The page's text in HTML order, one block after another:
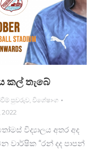
කල් තැ​බේ
පුවරුව විශේෂාංග
විද්‍යාලය අතර අද
වාර්ෂික “රන් ද​ද පාපන්​